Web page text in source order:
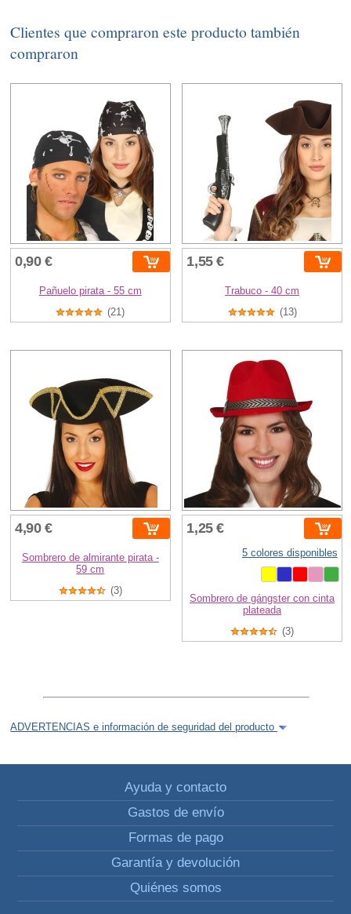
Clientes que compraron este producto también
compraron
0,90 €
Pañuelo pirata - 55 cm
(21)
1,55 €
Trabuco - 40 cm
(13)
4,90 €
Sombrero de almirante pirata -
59 cm
(3)
1,25 €
5 colores disponibles
Sombrero de gángster con cinta
plateada
(3)
ADVERTENCIAS e información de seguridad del producto
Ayuda y contacto
Gastos de envío
Formas de pago
Garantía y devolución
Quiénes somos